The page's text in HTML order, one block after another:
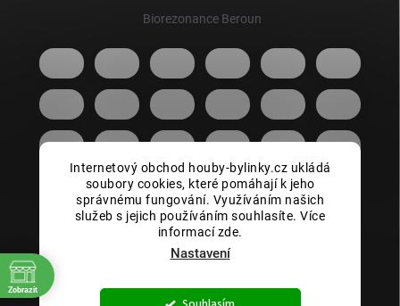
Internetový obchod houby-bylinky.cz ukládá
soubory cookies, které pomáhají k jeho
správnému fungování. Využíváním našich
služeb s jejich používáním souhlasíte. Více
informací zde.
Nastavení
Biorezonance Beroun
Copyright 2026 . Všechna práva vyhrazena.
Zobrazit